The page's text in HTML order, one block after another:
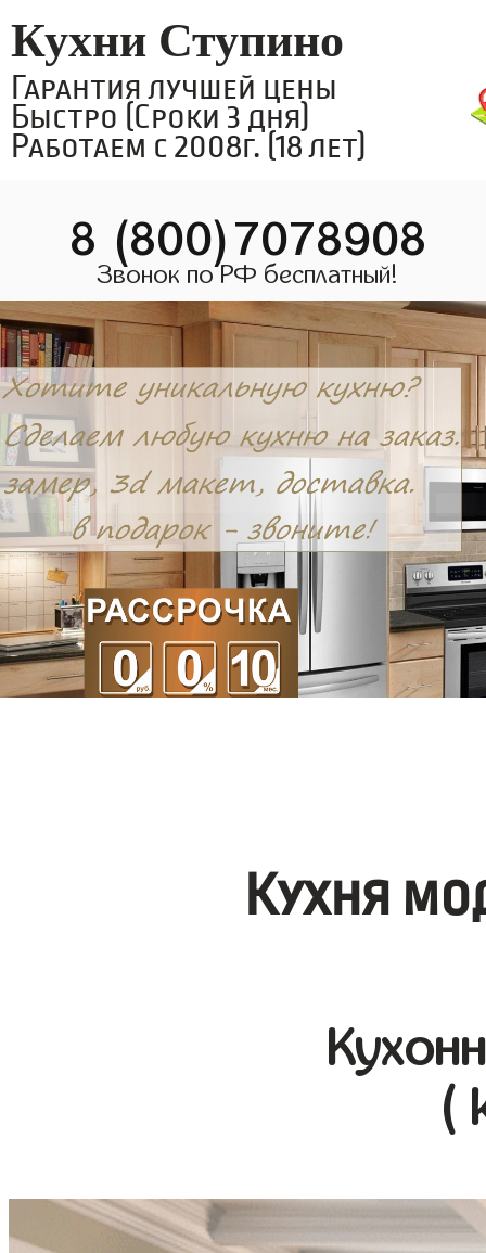
Кухни Ступино
Гарантия лучшей цены
Быстро (Сроки 3 дня)
Работаем с 2008г. (18 лет)
8 (800)7078908
Звонок по РФ бесплатный!
Кухня
(